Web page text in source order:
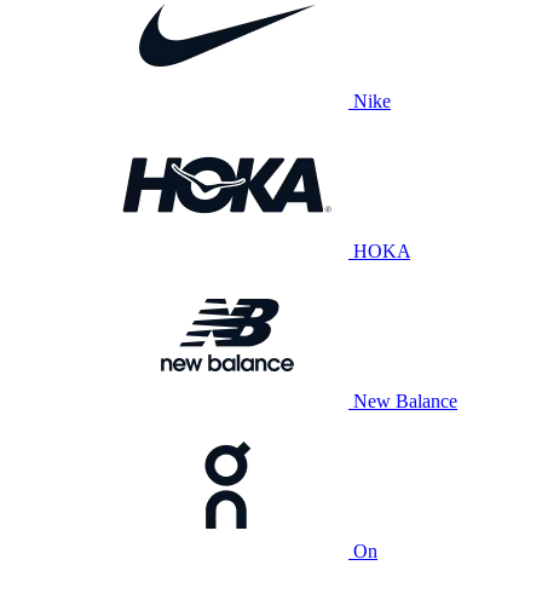
Nike
HOKA
New Balance
On